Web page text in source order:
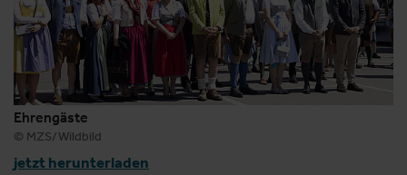
Ehrengäste
© MZS/Wildbild
jetzt herunterladen